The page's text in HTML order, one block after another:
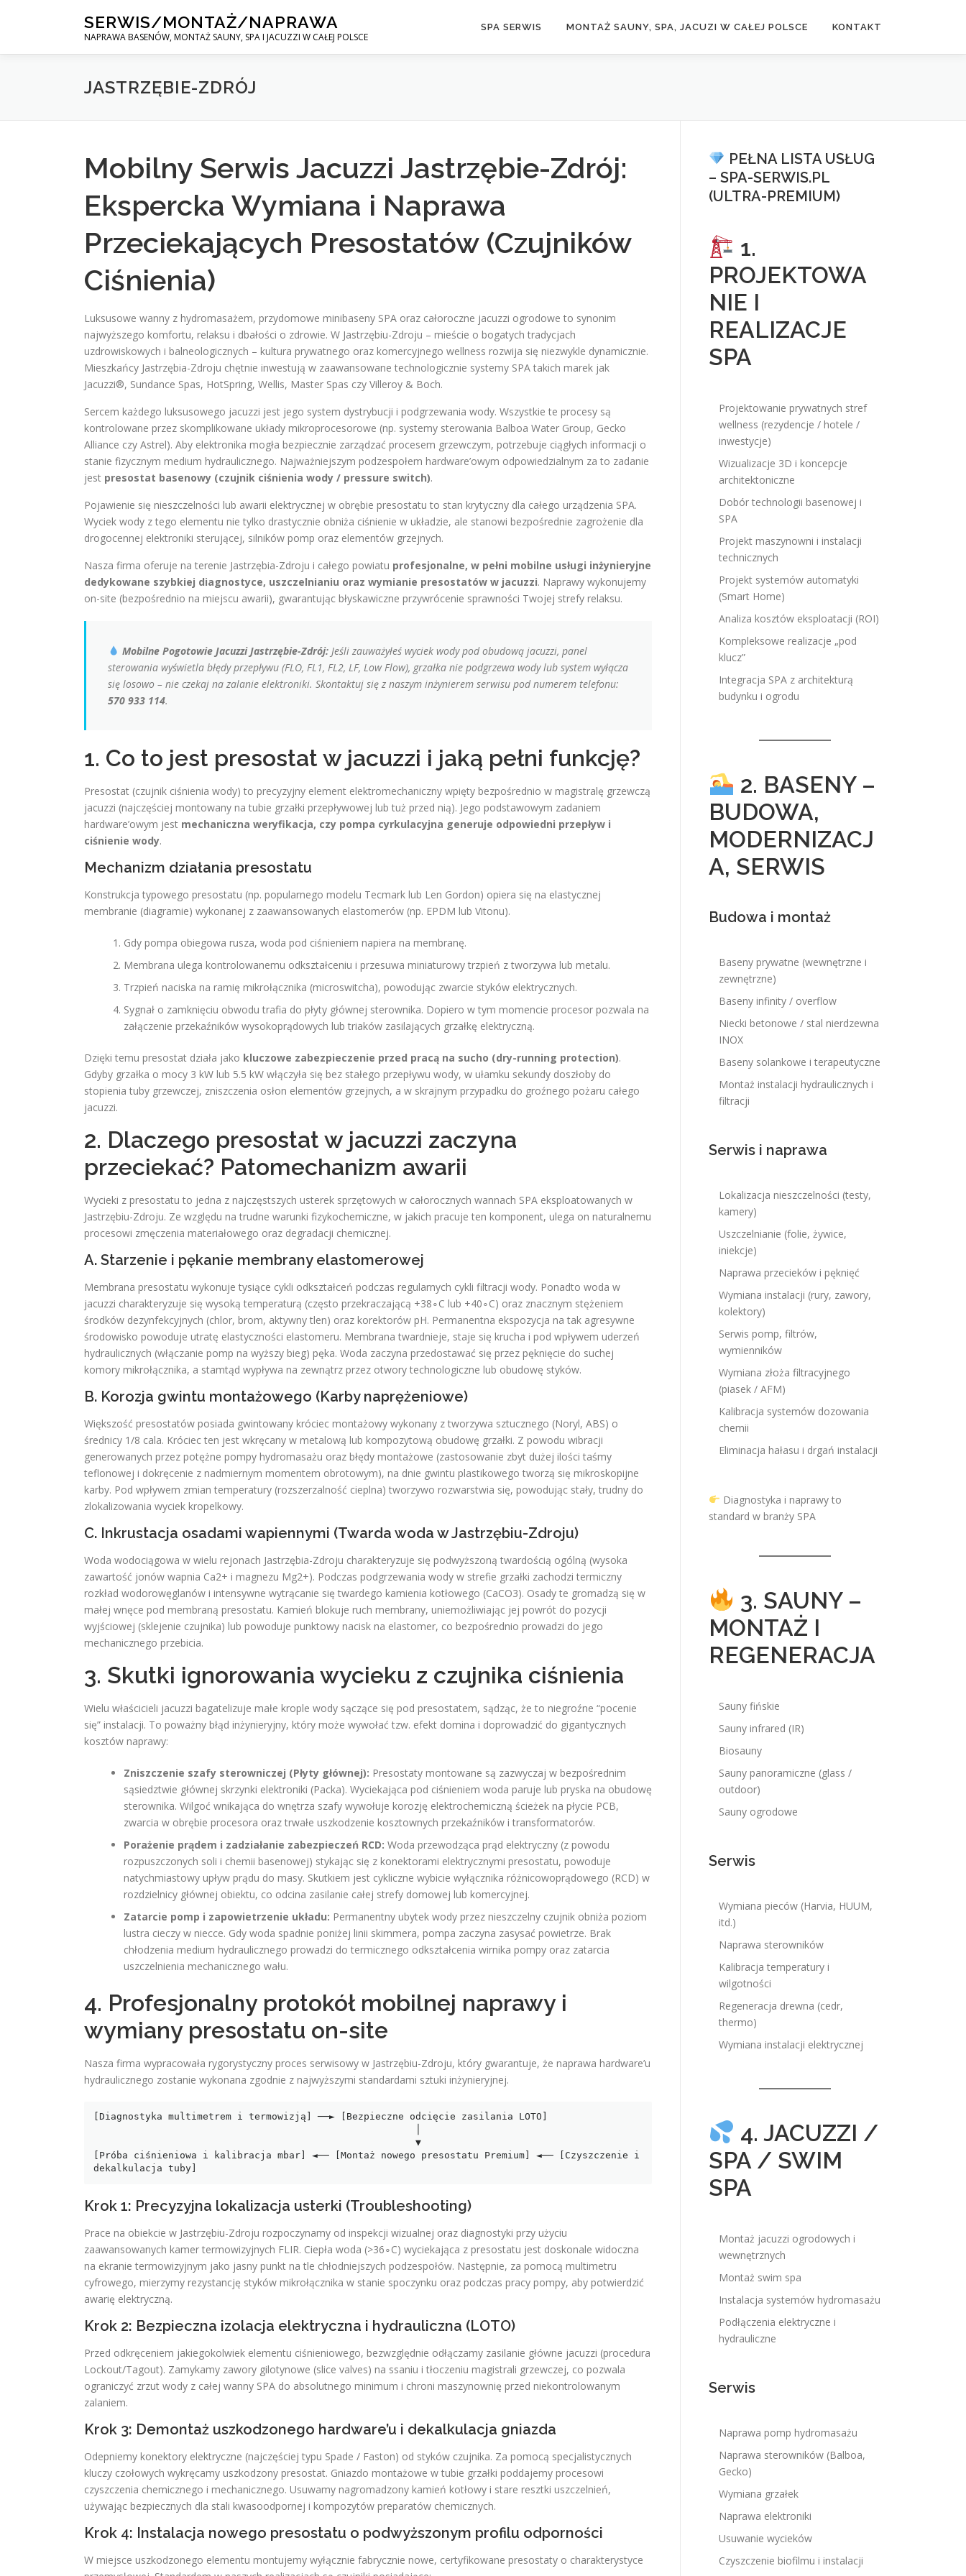
SERWIS/MONTAŻ/NAPRAWA
NAPRAWA BASENÓW, MONTAŻ SAUNY, SPA I JACUZZI W CAŁEJ POLSCE
SPA SERWIS MONTAŻ SAUNY, SPA, JACUZI W CAŁEJ POLSCE KONTAKT
JASTRZĘBIE-ZDRÓJ
Mobilny Serwis Jacuzzi Jastrzębie-Zdrój:
Ekspercka Wymiana i Naprawa
Przeciekających Presostatów (Czujników
Ciśnienia)
Luksusowe wanny z hydromasażem, przydomowe minibaseny SPA oraz całoroczne jacuzzi ogrodowe to synonim
najwyższego komfortu, relaksu i dbałości o zdrowie. W Jastrzębiu-Zdroju – mieście o bogatych tradycjach
uzdrowiskowych i balneologicznych – kultura prywatnego oraz komercyjnego wellness rozwija się niezwykle dynamicznie.
Mieszkańcy Jastrzębia-Zdroju chętnie inwestują w zaawansowane technologicznie systemy SPA takich marek jak
Jacuzzi®, Sundance Spas, HotSpring, Wellis, Master Spas czy Villeroy & Boch.
Sercem każdego luksusowego jacuzzi jest jego system dystrybucji i podgrzewania wody. Wszystkie te procesy są
kontrolowane przez skomplikowane układy mikroprocesorowe (np. systemy sterowania Balboa Water Group, Gecko
Alliance czy Astrel). Aby elektronika mogła bezpiecznie zarządzać procesem grzewczym, potrzebuje ciągłych informacji o
stanie fizycznym medium hydraulicznego. Najważniejszym podzespołem hardware’owym odpowiedzialnym za to zadanie
jest presostat basenowy (czujnik ciśnienia wody / pressure switch).
Pojawienie się nieszczelności lub awarii elektrycznej w obrębie presostatu to stan krytyczny dla całego urządzenia SPA.
Wyciek wody z tego elementu nie tylko drastycznie obniża ciśnienie w układzie, ale stanowi bezpośrednie zagrożenie dla
drogocennej elektroniki sterującej, silników pomp oraz elementów grzejnych.
Nasza firma oferuje na terenie Jastrzębia-Zdroju i całego powiatu profesjonalne, w pełni mobilne usługi inżynieryjne
dedykowane szybkiej diagnostyce, uszczelnianiu oraz wymianie presostatów w jacuzzi. Naprawy wykonujemy
on-site (bezpośrednio na miejscu awarii), gwarantując błyskawiczne przywrócenie sprawności Twojej strefy relaksu.
Mobilne Pogotowie Jacuzzi Jastrzębie-Zdrój:Jeśli zauważyłeś wyciek wody pod obudową jacuzzi, panel
sterowania wyświetla błędy przepływu (FLO, FL1, FL2, LF, Low Flow), grzałka nie podgrzewa wody lub system wyłącza
się losowo – nie czekaj na zalanie elektroniki. Skontaktuj się z naszym inżynierem serwisu pod numerem telefonu:
570 933 114.
1. Co to jest presostat w jacuzzi i jaką pełni funkcję?
Presostat (czujnik ciśnienia wody) to precyzyjny element elektromechaniczny wpięty bezpośrednio w magistralę grzewczą
jacuzzi (najczęściej montowany na tubie grzałki przepływowej lub tuż przed nią). Jego podstawowym zadaniem
hardware’owym jest mechaniczna weryfikacja, czy pompa cyrkulacyjna generuje odpowiedni przepływ i
ciśnienie wody.
Mechanizm działania presostatu
Konstrukcja typowego presostatu (np. popularnego modelu Tecmark lub Len Gordon) opiera się na elastycznej
membranie (diagramie) wykonanej z zaawansowanych elastomerów (np. EPDM lub Vitonu).
Gdy pompa obiegowa rusza, woda pod ciśnieniem napiera na membranę.
Membrana ulega kontrolowanemu odkształceniu i przesuwa miniaturowy trzpień z tworzywa lub metalu.
Trzpień naciska na ramię mikrołącznika (microswitcha), powodując zwarcie styków elektrycznych.
Sygnał o zamknięciu obwodu trafia do płyty głównej sterownika. Dopiero w tym momencie procesor pozwala na
załączenie przekaźników wysokoprądowych lub triaków zasilających grzałkę elektryczną.
Dzięki temu presostat działa jako kluczowe zabezpieczenie przed pracą na sucho (dry-running protection).
Gdyby grzałka o mocy 3 kW lub 5.5 kW włączyła się bez stałego przepływu wody, w ułamku sekundy doszłoby do
stopienia tuby grzewczej, zniszczenia osłon elementów grzejnych, a w skrajnym przypadku do groźnego pożaru całego
jacuzzi.
2. Dlaczego presostat w jacuzzi zaczyna
przeciekać? Patomechanizm awarii
Wycieki z presostatu to jedna z najczęstszych usterek sprzętowych w całorocznych wannach SPA eksploatowanych w
Jastrzębiu-Zdroju. Ze względu na trudne warunki fizykochemiczne, w jakich pracuje ten komponent, ulega on naturalnemu
procesowi zmęczenia materiałowego oraz degradacji chemicznej.
A. Starzenie i pękanie membrany elastomerowej
Membrana presostatu wykonuje tysiące cykli odkształceń podczas regularnych cykli filtracji wody. Ponadto woda w
jacuzzi charakteryzuje się wysoką temperaturą (często przekraczającą +38∘C lub +40∘C) oraz znacznym stężeniem
środków dezynfekcyjnych (chlor, brom, aktywny tlen) oraz korektorów pH. Permanentna ekspozycja na tak agresywne
środowisko powoduje utratę elastyczności elastomeru. Membrana twardnieje, staje się krucha i pod wpływem uderzeń
hydraulicznych (włączanie pomp na wyższy bieg) pęka. Woda zaczyna przedostawać się przez pęknięcie do suchej
komory mikrołącznika, a stamtąd wypływa na zewnątrz przez otwory technologiczne lub obudowę styków.
B. Korozja gwintu montażowego (Karby naprężeniowe)
Większość presostatów posiada gwintowany króciec montażowy wykonany z tworzywa sztucznego (Noryl, ABS) o
średnicy 1/8 cala. Króciec ten jest wkręcany w metalową lub kompozytową obudowę grzałki. Z powodu wibracji
generowanych przez potężne pompy hydromasażu oraz błędy montażowe (zastosowanie zbyt dużej ilości taśmy
teflonowej i dokręcenie z nadmiernym momentem obrotowym), na dnie gwintu plastikowego tworzą się mikroskopijne
karby. Pod wpływem zmian temperatury (rozszerzalność cieplna) tworzywo rozwarstwia się, powodując stały, trudny do
zlokalizowania wyciek kropelkowy.
C. Inkrustacja osadami wapiennymi (Twarda woda w Jastrzębiu-Zdroju)
Woda wodociągowa w wielu rejonach Jastrzębia-Zdroju charakteryzuje się podwyższoną twardością ogólną (wysoka
zawartość jonów wapnia Ca2+ i magnezu Mg2+). Podczas podgrzewania wody w strefie grzałki zachodzi termiczny
rozkład wodorowęglanów i intensywne wytrącanie się twardego kamienia kotłowego (CaCO3​). Osady te gromadzą się w
małej wnęce pod membraną presostatu. Kamień blokuje ruch membrany, uniemożliwiając jej powrót do pozycji
wyjściowej (sklejenie czujnika) lub powoduje punktowy nacisk na elastomer, co bezpośrednio prowadzi do jego
mechanicznego przebicia.
3. Skutki ignorowania wycieku z czujnika ciśnienia
Wielu właścicieli jacuzzi bagatelizuje małe krople wody sączące się pod presostatem, sądząc, że to niegroźne “pocenie
się” instalacji. To poważny błąd inżynieryjny, który może wywołać tzw. efekt domina i doprowadzić do gigantycznych
kosztów naprawy:
Zniszczenie szafy sterowniczej (Płyty głównej): Presostaty montowane są zazwyczaj w bezpośrednim
sąsiedztwie głównej skrzynki elektroniki (Packa). Wyciekająca pod ciśnieniem woda paruje lub pryska na obudowę
sterownika. Wilgoć wnikająca do wnętrza szafy wywołuje korozję elektrochemiczną ścieżek na płycie PCB,
zwarcia w obrębie procesora oraz trwałe uszkodzenie kosztownych przekaźników i transformatorów.
Porażenie prądem i zadziałanie zabezpieczeń RCD: Woda przewodząca prąd elektryczny (z powodu
rozpuszczonych soli i chemii basenowej) stykając się z konektorami elektrycznymi presostatu, powoduje
natychmiastowy upływ prądu do masy. Skutkiem jest cykliczne wybicie wyłącznika różnicowoprądowego (RCD) w
rozdzielnicy głównej obiektu, co odcina zasilanie całej strefy domowej lub komercyjnej.
Zatarcie pomp i zapowietrzenie układu: Permanentny ubytek wody przez nieszczelny czujnik obniża poziom
lustra cieczy w niecce. Gdy woda spadnie poniżej linii skimmera, pompa zaczyna zasysać powietrze. Brak
chłodzenia medium hydraulicznego prowadzi do termicznego odkształcenia wirnika pompy oraz zatarcia
uszczelnienia mechanicznego wału.
4. Profesjonalny protokół mobilnej naprawy i
wymiany presostatu on-site
Nasza firma wypracowała rygorystyczny proces serwisowy w Jastrzębiu-Zdroju, który gwarantuje, że naprawa hardware’u
hydraulicznego zostanie wykonana zgodnie z najwyższymi standardami sztuki inżynieryjnej.
[Diagnostyka multimetrem i termowizją] ──► [Bezpieczne odcięcie zasilania LOTO]
[Próba ciśnieniowa i kalibracja mbar] ◄── [Montaż nowego presostatu Premium] ◄── [Czyszczenie i
Krok 1: Precyzyjna lokalizacja usterki (Troubleshooting)
Prace na obiekcie w Jastrzębiu-Zdroju rozpoczynamy od inspekcji wizualnej oraz diagnostyki przy użyciu
zaawansowanych kamer termowizyjnych FLIR. Ciepła woda (>36∘C) wyciekająca z presostatu jest doskonale widoczna
na ekranie termowizyjnym jako jasny punkt na tle chłodniejszych podzespołów. Następnie, za pomocą multimetru
cyfrowego, mierzymy rezystancję styków mikrołącznika w stanie spoczynku oraz podczas pracy pompy, aby potwierdzić
awarię elektryczną.
Krok 2: Bezpieczna izolacja elektryczna i hydrauliczna (LOTO)
Przed odkręceniem jakiegokolwiek elementu ciśnieniowego, bezwzględnie odłączamy zasilanie główne jacuzzi (procedura
Lockout/Tagout). Zamykamy zawory gilotynowe (slice valves) na ssaniu i tłoczeniu magistrali grzewczej, co pozwala
ograniczyć zrzut wody z całej wanny SPA do absolutnego minimum i chroni maszynownię przed niekontrolowanym
zalaniem.
Krok 3: Demontaż uszkodzonego hardware’u i dekalkulacja gniazda
Odepniemy konektory elektryczne (najczęściej typu Spade / Faston) od styków czujnika. Za pomocą specjalistycznych
kluczy czołowych wykręcamy uszkodzony presostat. Gniazdo montażowe w tubie grzałki poddajemy procesowi
czyszczenia chemicznego i mechanicznego. Usuwamy nagromadzony kamień kotłowy i stare resztki uszczelnień,
używając bezpiecznych dla stali kwasoodpornej i kompozytów preparatów chemicznych.
Krok 4: Instalacja nowego presostatu o podwyższonym profilu odporności
W miejsce uszkodzonego elementu montujemy wyłącznie fabrycznie nowe, certyfikowane presostaty o charakterystyce
PEŁNA LISTA USŁUG
– SPA-SERWIS.PL
(ULTRA-PREMIUM)
1.
PROJEKTOWA
NIE I
REALIZACJE
SPA
Projektowanie prywatnych stref
wellness (rezydencje / hotele /
inwestycje)
Wizualizacje 3D i koncepcje
architektoniczne
Dobór technologii basenowej i
SPA
Projekt maszynowni i instalacji
technicznych
Projekt systemów automatyki
(Smart Home)
Analiza kosztów eksploatacji (ROI)
Kompleksowe realizacje „pod
klucz”
Integracja SPA z architekturą
budynku i ogrodu
2. BASENY –
BUDOWA,
MODERNIZACJ
A, SERWIS
Budowa i montaż
Baseny prywatne (wewnętrzne i
zewnętrzne)
Baseny infinity / overflow
Niecki betonowe / stal nierdzewna
INOX
Baseny solankowe i terapeutyczne
Montaż instalacji hydraulicznych i
filtracji
Serwis i naprawa
Lokalizacja nieszczelności (testy,
kamery)
Uszczelnianie (folie, żywice,
iniekcje)
Naprawa przecieków i pęknięć
Wymiana instalacji (rury, zawory,
kolektory)
Serwis pomp, filtrów,
wymienników
Wymiana złoża filtracyjnego
(piasek / AFM)
Kalibracja systemów dozowania
chemii
Eliminacja hałasu i drgań instalacji
Diagnostyka i naprawy to
standard w branży SPA
3. SAUNY –
MONTAŻ I
REGENERACJA
Sauny fińskie
Sauny infrared (IR)
Biosauny
Sauny panoramiczne (glass /
outdoor)
Sauny ogrodowe
Serwis
Wymiana pieców (Harvia, HUUM,
itd.)
Naprawa sterowników
Kalibracja temperatury i
wilgotności
Regeneracja drewna (cedr,
thermo)
Wymiana instalacji elektrycznej
4. JACUZZI /
SPA / SWIM
SPA
Montaż jacuzzi ogrodowych i
wewnętrznych
Montaż swim spa
Instalacja systemów hydromasażu
Podłączenia elektryczne i
hydrauliczne
Serwis
Naprawa pomp hydromasażu
Naprawa sterowników (Balboa,
Gecko)
Wymiana grzałek
Naprawa elektroniki
Usuwanie wycieków
Czyszczenie biofilmu i instalacji